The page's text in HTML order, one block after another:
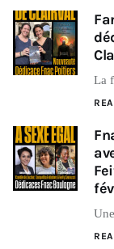
La